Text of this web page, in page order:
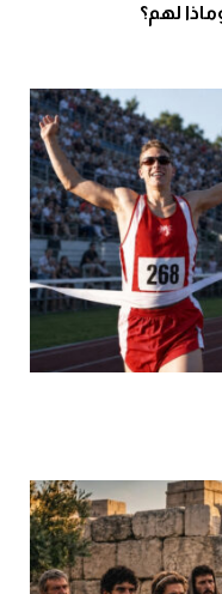
لهم؟